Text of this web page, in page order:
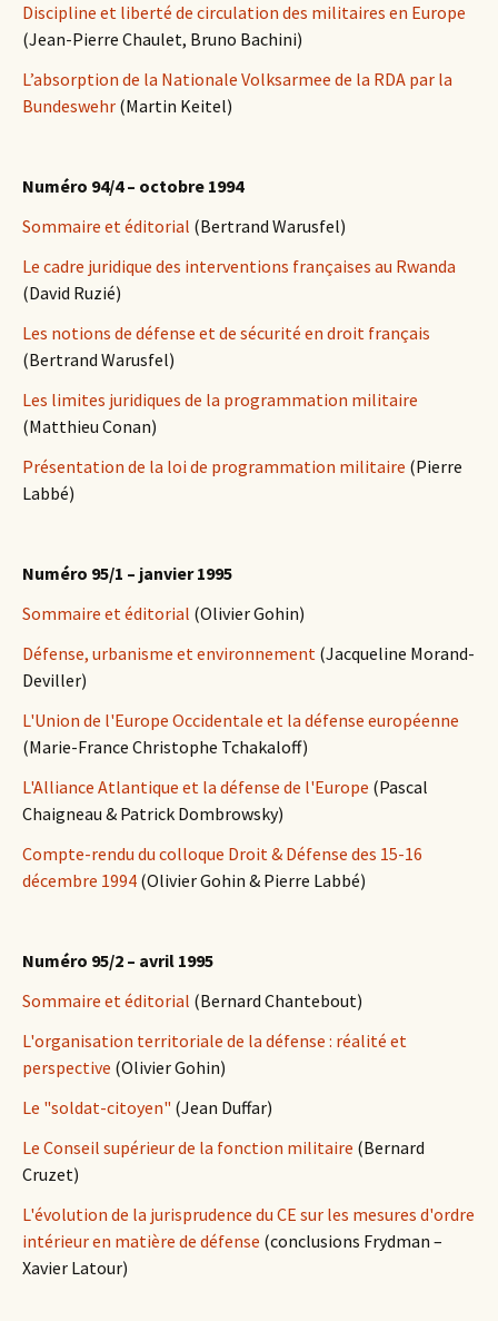
Discipline et liberté de circulation des militaires en Europe
(Jean-Pierre Chaulet, Bruno Bachini)
L’absorption de la Nationale Volksarmee de la RDA par la
Bundeswehr (Martin Keitel)
Numéro 94/4 – octobre 1994
Sommaire et éditorial (Bertrand Warusfel)
Le cadre juridique des interventions françaises au Rwanda
(David Ruzié)
Les notions de défense et de sécurité en droit français
(Bertrand Warusfel)
Les limites juridiques de la programmation militaire
(Matthieu Conan)
Présentation de la loi de programmation militaire (Pierre
Labbé)
Numéro 95/1 – janvier 1995
Sommaire et éditorial (Olivier Gohin)
Défense, urbanisme et environnement (Jacqueline Morand-
Deviller)
L'Union de l'Europe Occidentale et la défense européenne
(Marie-France Christophe Tchakaloff)
L'Alliance Atlantique et la défense de l'Europe (Pascal
Chaigneau & Patrick Dombrowsky)
Compte-rendu du colloque Droit & Défense des 15-16
décembre 1994 (Olivier Gohin & Pierre Labbé)
Numéro 95/2 – avril 1995
Sommaire et éditorial (Bernard Chantebout)
L'organisation territoriale de la défense : réalité et
perspective (Olivier Gohin)
Le "soldat-citoyen" (Jean Duffar)
Le Conseil supérieur de la fonction militaire (Bernard
Cruzet)
L'évolution de la jurisprudence du CE sur les mesures d'ordre
intérieur en matière de défense (conclusions Frydman –
Xavier Latour)